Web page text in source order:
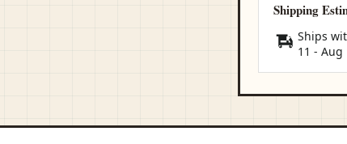
Shipping
Ships
11 -Aug